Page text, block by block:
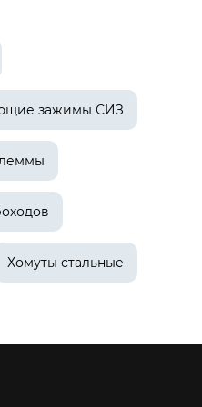
зажимы СИЗ
Хомуты стальные